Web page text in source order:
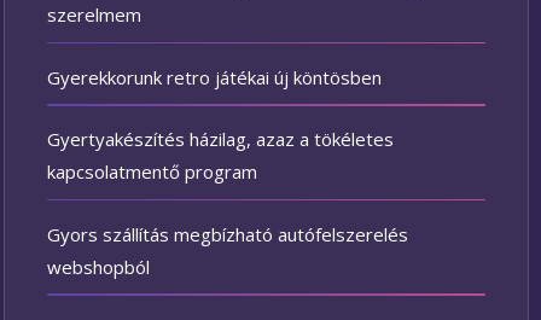
szerelmem
Gyerekkorunk retro játékai új köntösben
Gyertyakészítés házilag, azaz a tökéletes
kapcsolatmentő program
Gyors szállítás megbízható autófelszerelés
webshopból